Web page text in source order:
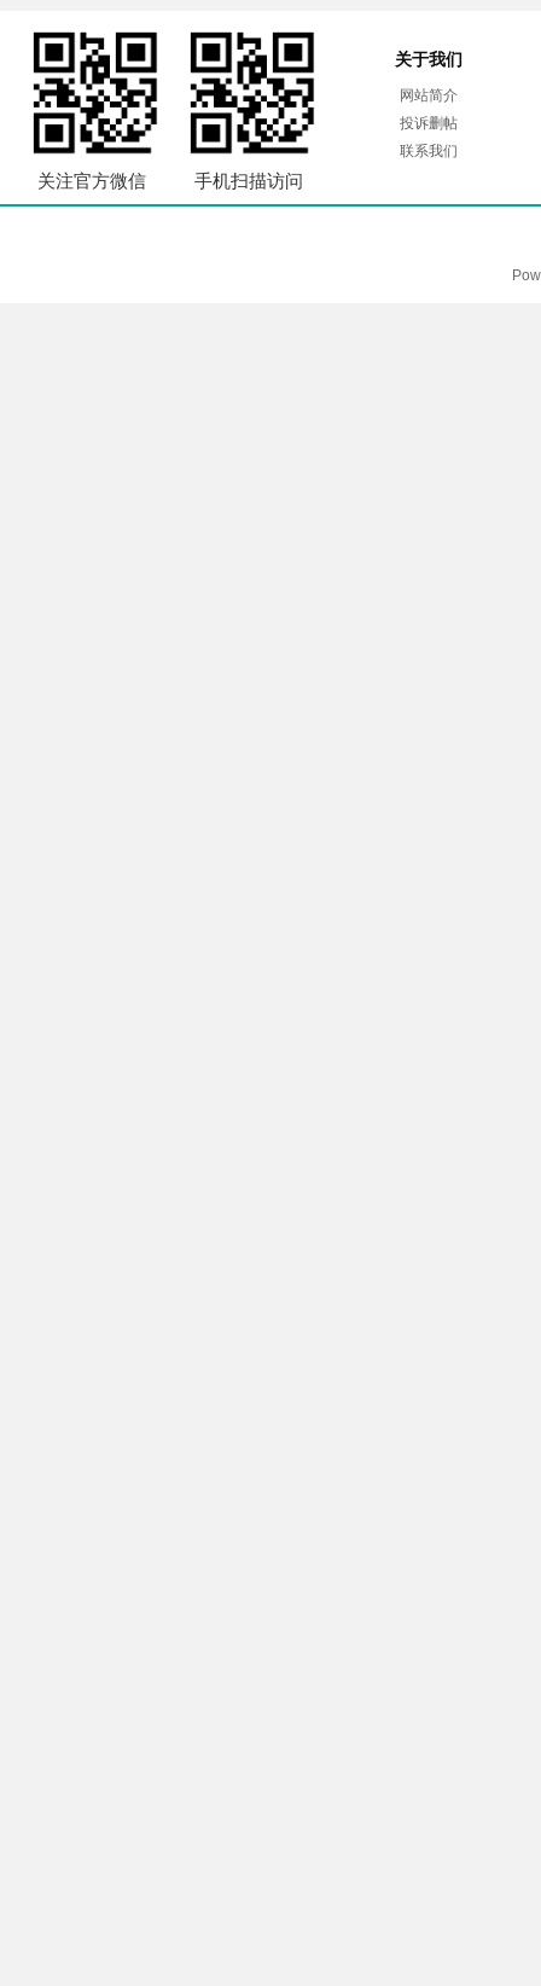
关注官方微信 手机扫描访问
关于我们
网站简介
投诉删帖
联系我们